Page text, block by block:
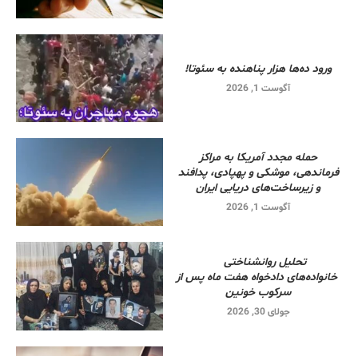
ورود ده‌ها هزار پناهنده به سئوتا!
آگوست 1, 2026
حمله مجدد آمریکا به مراکز
فرماندهی، موشکی و پهپادی، پدافند
و زیرساخت‌های دریایی ایران
آگوست 1, 2026
تحلیل روانشناختی
خانواده‌های دادخواه هفت ماه پس از
سرکوب خونین
جولای 30, 2026